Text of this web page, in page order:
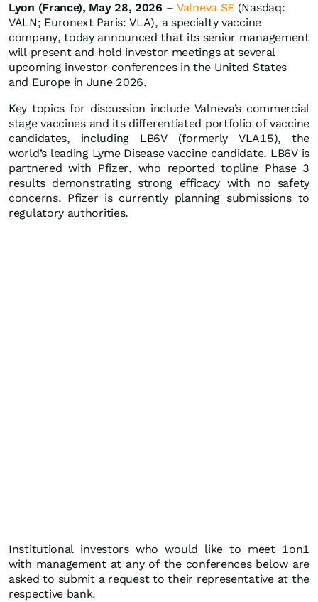
Lyon (France), May 28, 2026 –Valneva SE (Nasdaq:
VALN; Euronext Paris: VLA), a specialty vaccine
company, today announced that its senior management
will present and hold investor meetings at several
upcoming investor conferences in the United States
and Europe in June 2026.
Key topics for discussion include Valneva’s commercial
stage vaccines and its differentiated portfolio of vaccine
candidates, including LB6V (formerly VLA15), the
world’s leading Lyme Disease vaccine candidate. LB6V is
partnered with Pfizer, who reported topline Phase 3
results demonstrating strong efficacy with no safety
concerns. Pfizer is currently planning submissions to
regulatory authorities.
Institutional investors who would like to meet 1on1
with management at any of the conferences below are
asked to submit a request to their representative at the
respective bank.